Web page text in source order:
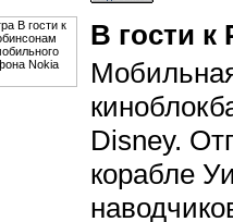
В гости к
Disney.
корабле